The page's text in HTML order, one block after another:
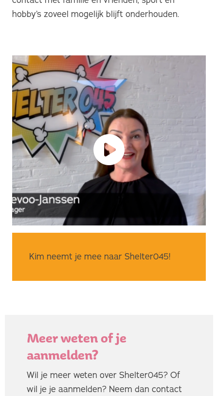
hobby’s zoveel mogelijk blijft onderhouden.
Kim neemt je mee naar Shelter045!
Meer weten of je
aanmelden?
Wil je meer weten over Shelter045? Of
wil je je aanmelden? Neem dan contact